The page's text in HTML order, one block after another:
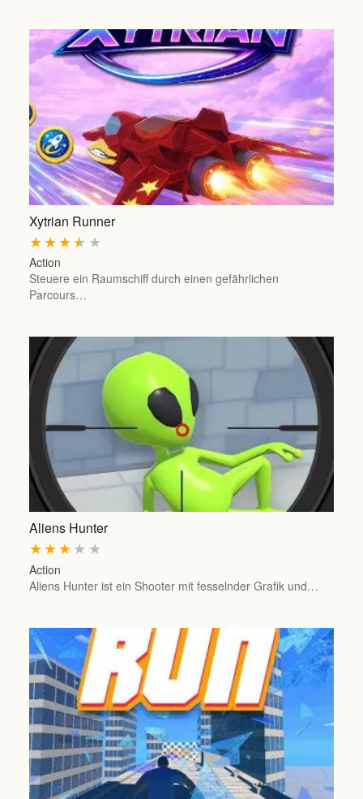
Xytrian Runner
★
★
★
★
★
Action
Steuere ein Raumschiff durch einen gefährlichen
Parcours…
Aliens Hunter
★
★
★
★
★
Action
Aliens Hunter ist ein Shooter mit fesselnder Grafik und…